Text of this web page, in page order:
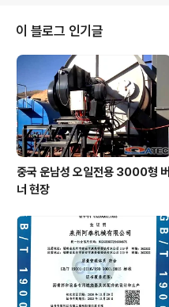
이 블로그 인기글
중국 운남성 오일전용 3000형 버
너 현장